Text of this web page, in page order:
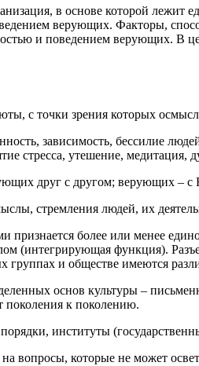
в основе которой
верующих. Факторы,
и поведением верующих. В
с точки зрения которых
зависимость, бессилие
стресса, утешение, медитация,
друг с другом; верующих –
стремления людей, их
более или менее
(интегрирующая функция).
группах и обществе имеются
основ культуры –
поколения к поколению.
институты
вопросы, которые не может